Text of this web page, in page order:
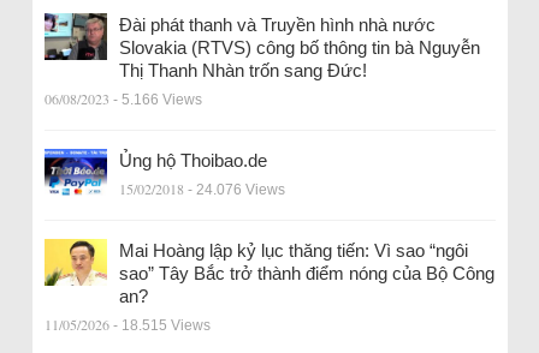
Đài phát thanh và Truyền hình nhà nước
Slovakia (RTVS) công bố thông tin bà Nguyễn
Thị Thanh Nhàn trốn sang Đức!
06/08/2023 - 5.166 Views
Ủng hộ Thoibao.de
15/02/2018 - 24.076 Views
Mai Hoàng lập kỷ lục thăng tiến: Vì sao “ngôi
sao” Tây Bắc trở thành điểm nóng của Bộ Công
an?
11/05/2026 - 18.515 Views